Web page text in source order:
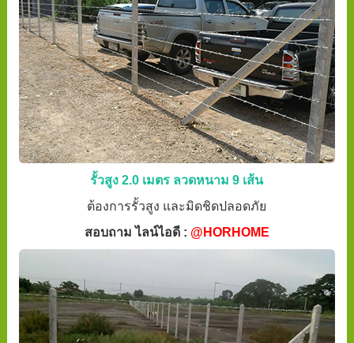
รั้วสูง 2.0 เมตร ลวดหนาม 9 เส้น
ต้องการรั้วสูง และมิดชิดปลอดภัย
สอบถาม ไลน์ไอดี : @HORHOME